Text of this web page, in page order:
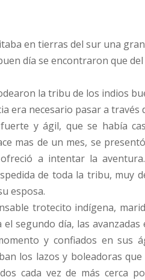
en tierras del sur una
día se encontraron que
la tribu de los indios
era necesario pasar a través
y ágil, que se había
mas de un mes, se
a intentar la
de toda la tribu, muy
esposa.
trotecito indígena,
segundo día, las avanzadas
y confiados en sus
los lazos y boleadoras
cada vez de más cerca